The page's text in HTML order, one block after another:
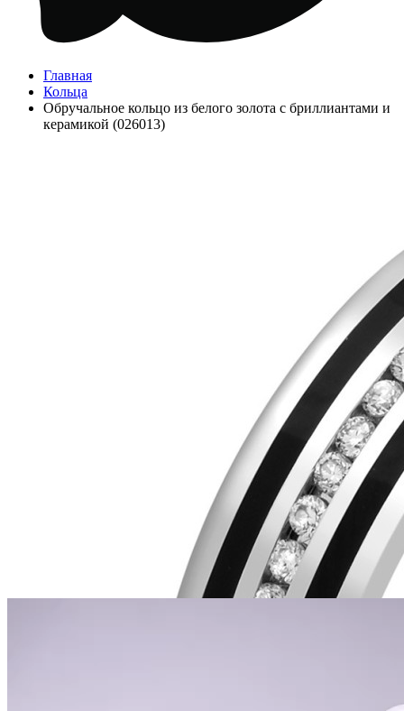
Главная
Кольца
Обручальное кольцо из белого золота с бриллиантами и
керамикой (026013)